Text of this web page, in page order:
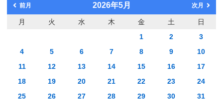
前月 2026年5月 次月
月 火 水 木 金 土
日
1
2
3
4
5 6 7 8 9
10
11
12 13 14 15 16
17
18
19 20 21 22 23
24
25
26 27 28 29 30 31